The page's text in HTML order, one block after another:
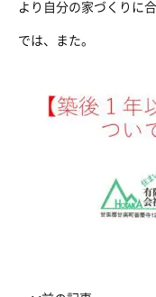
より自分の家づくりに
では、また。